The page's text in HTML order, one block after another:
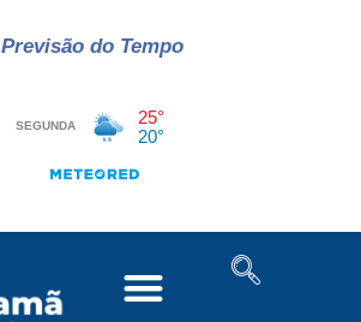
Previsão do Tempo